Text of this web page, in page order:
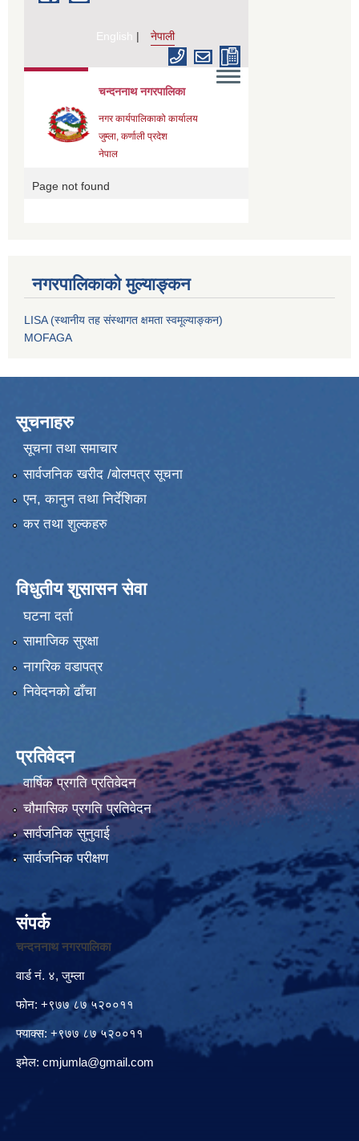
नगरपालिकाको मुल्याङ्कन
LISA (स्थानीय तह संस्थागत क्षमता स्वमूल्याङ्कन)
MOFAGA
सूचनाहरु
सूचना तथा समाचार
सार्वजनिक खरीद /बोलपत्र सूचना
एन, कानुन तथा निर्देशिका
कर तथा शुल्कहरु
विधुतीय शुसासन सेवा
घटना दर्ता
सामाजिक सुरक्षा
नागरिक वडापत्र
निवेदनको ढाँचा
प्रतिवेदन
वार्षिक प्रगति प्रतिवेदन
चौमासिक प्रगति प्रतिवेदन
सार्वजनिक सुनुवाई
सार्वजनिक परीक्षण
संपर्क
चन्दननाथ नगरपालिका
वार्ड नं. ४, जुम्ला
फोन: +९७७ ८७ ५२००११
फ्याक्स: +९७७ ८७ ५२००११
इमेल: cmjumla@gmail.com